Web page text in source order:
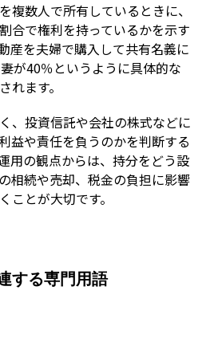
複数人で所有しているときに、
合で権利を持っているかを示す
産を夫婦で購入して共有名義に
が40％というように具体的な
れます。
、投資信託や会社の株式などに
益や責任を負うのかを判断する
用の観点からは、持分をどう設
相続や売却、税金の負担に影響
ことが大切です。
する専門用語